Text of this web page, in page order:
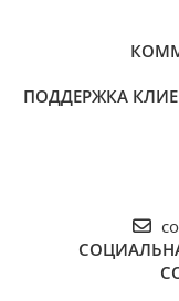
ПОДДЕРЖКА